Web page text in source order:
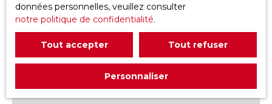
données personnelles, veuillez consulter
notre politique de confidentialité.
Tout accepter Tout refuser
Personnaliser